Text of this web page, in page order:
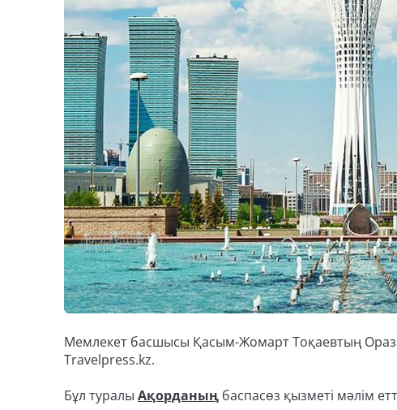
Мемлекет басшысы Қасым-Жомарт Тоқаевтың
Travelpress.kz.
Бұл туралы Ақорданың баспасөз қызметі мәлім